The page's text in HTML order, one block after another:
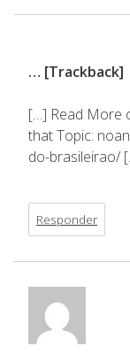
… [Trackback]
[…] Read More
that Topic:
do-brasileirao/
Responder